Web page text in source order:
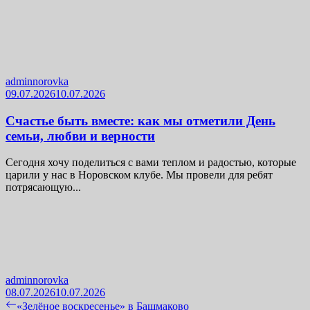
adminnorovka
09.07.202610.07.2026
Счастье быть вместе: как мы отметили День
семьи, любви и верности
Сегодня хочу поделиться с вами теплом и радостью, которые
царили у нас в Норовском клубе. Мы провели для ребят
потрясающую...
adminnorovka
08.07.202610.07.2026
Previous
«Зелёное воскресенье» в Башмаково